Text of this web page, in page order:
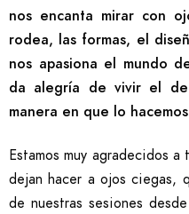
nos encanta mirar con
rodea, las formas, el
nos apasiona el mundo
da alegría de vivir el
manera en que lo
Estamos muy agradecidos
dejan hacer a ojos ciegas,
de nuestras sesiones